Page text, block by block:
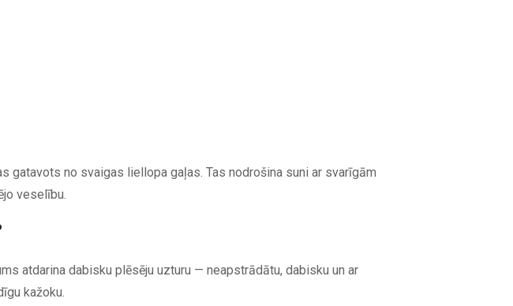
gatavots no svaigas liellopa gaļas. Tas nodrošina suni ar svarīgām
veselību.
atdarina dabisku plēsēju uzturu — neapstrādātu, dabisku un ar
kažoku.